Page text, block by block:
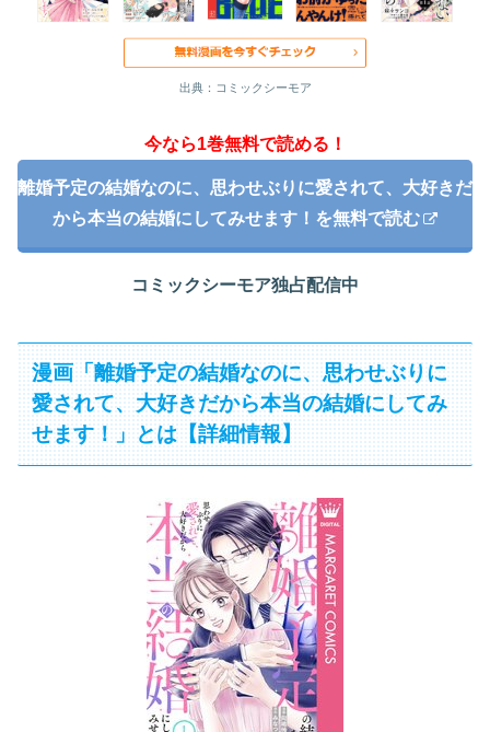
出典：コミックシーモア
今なら1巻無料で読める！
離婚予定の結婚なのに、思わせぶりに愛されて、大好きだ
から本当の結婚にしてみせます！を無料で読む
コミックシーモア独占配信中
漫画「離婚予定の結婚なのに、思わせぶりに
愛されて、大好きだから本当の結婚にしてみ
せます！」とは【詳細情報】